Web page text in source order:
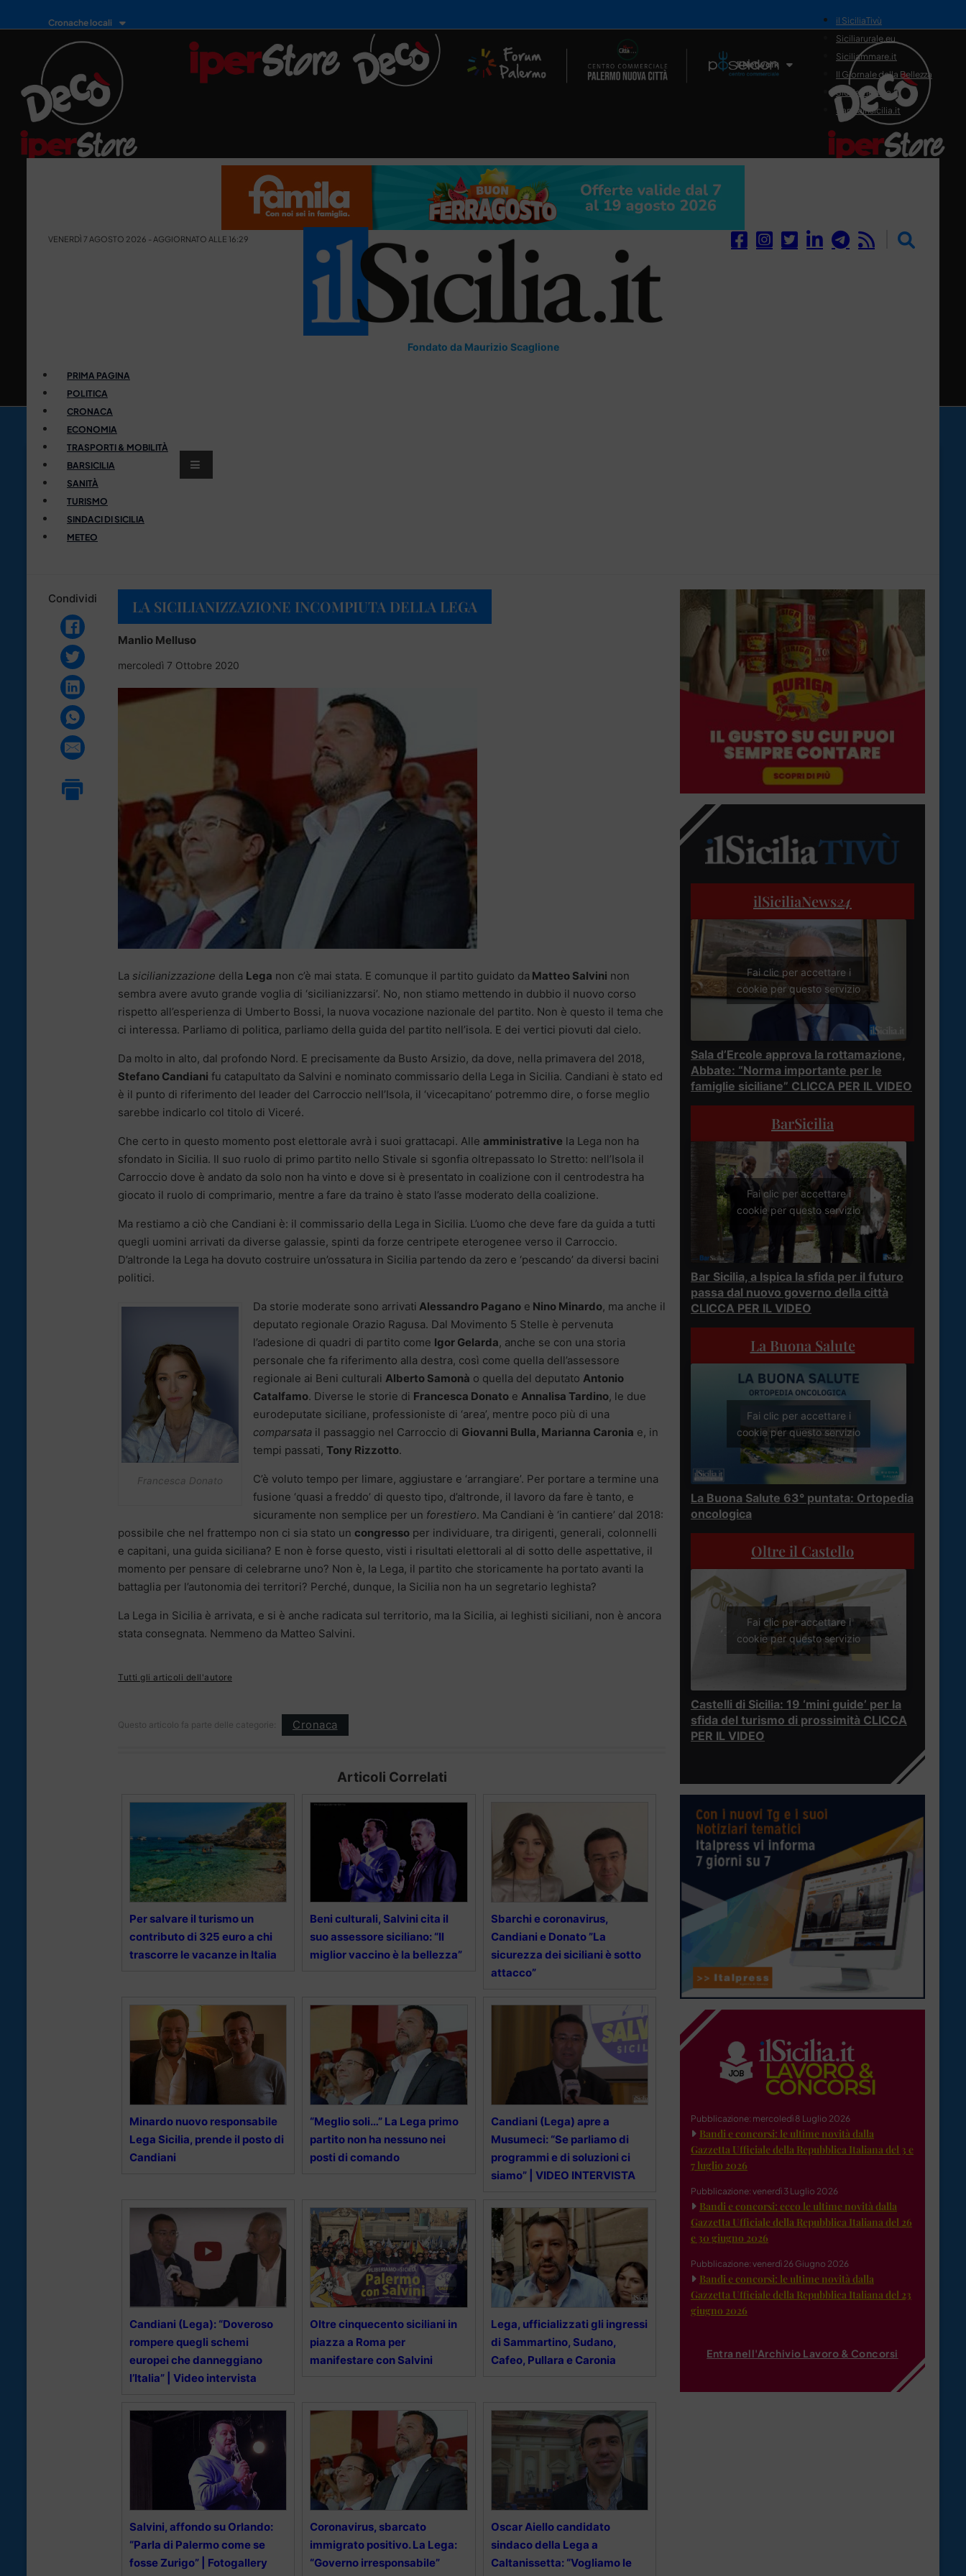
Cronache locali
Il Network
il SiciliaTivù
Siciliarurale.eu
Siciliammare.it
Il Giornale della Bellezza
Siciliamedica.it
Sanitainsicilia.it
VENERDÌ 7 AGOSTO 2026 - AGGIORNATO ALLE 16:29
Fondato da Maurizio Scaglione
PRIMA PAGINA
POLITICA
CRONACA
ECONOMIA
TRASPORTI & MOBILITÀ
BARSICILIA
SANITÀ
TURISMO
SINDACI DI SICILIA
METEO
Condividi LA SICILIANIZZAZIONE INCOMPIUTA DELLA LEGA
Manlio Melluso
mercoledì 7 Ottobre 2020
La sicilianizzazione della Lega non c’è mai stata. E comunque il partito guidato da Matteo Salvini non
sembra avere avuto grande voglia di ‘sicilianizzarsi’. No, non stiamo mettendo in dubbio il nuovo corso
rispetto all’esperienza di Umberto Bossi, la nuova vocazione nazionale del partito. Non è questo il tema che
ci interessa. Parliamo di politica, parliamo della guida del partito nell’isola. E dei vertici piovuti dal cielo.
Da molto in alto, dal profondo Nord. E precisamente da Busto Arsizio, da dove, nella primavera del 2018,
Stefano Candiani fu catapultato da Salvini e nominato commissario della Lega in Sicilia. Candiani è stato ed
è il punto di riferimento del leader del Carroccio nell’Isola, il ‘vicecapitano’ potremmo dire, o forse meglio
sarebbe indicarlo col titolo di Viceré.
Che certo in questo momento post elettorale avrà i suoi grattacapi. Alle amministrative la Lega non ha
sfondato in Sicilia. Il suo ruolo di primo partito nello Stivale si sgonfia oltrepassato lo Stretto: nell’Isola il
Carroccio dove è andato da solo non ha vinto e dove si è presentato in coalizione con il centrodestra ha
giocato il ruolo di comprimario, mentre a fare da traino è stato l’asse moderato della coalizione.
Ma restiamo a ciò che Candiani è: il commissario della Lega in Sicilia. L’uomo che deve fare da guida a tutti
quegli uomini arrivati da diverse galassie, spinti da forze centripete eterogenee verso il Carroccio.
D’altronde la Lega ha dovuto costruire un’ossatura in Sicilia partendo da zero e ‘pescando’ da diversi bacini
politici.
Francesca Donato
Da storie moderate sono arrivati Alessandro Pagano e Nino Minardo, ma anche il
deputato regionale Orazio Ragusa. Dal Movimento 5 Stelle è pervenuta
l’adesione di quadri di partito come Igor Gelarda, anche se con una storia
personale che fa riferimento alla destra, così come quella dell’assessore
regionale ai Beni culturali Alberto Samonà o quella del deputato Antonio
Catalfamo. Diverse le storie di Francesca Donato e Annalisa Tardino, le due
eurodeputate siciliane, professioniste di ‘area’, mentre poco più di una
comparsata il passaggio nel Carroccio di Giovanni Bulla, Marianna Caronia e, in
tempi passati, Tony Rizzotto.
C’è voluto tempo per limare, aggiustare e ‘arrangiare’. Per portare a termine una
fusione ‘quasi a freddo’ di questo tipo, d’altronde, il lavoro da fare è tanto, e
sicuramente non semplice per un forestiero. Ma Candiani è ‘in cantiere’ dal 2018:
possibile che nel frattempo non ci sia stato un congresso per individuare, tra dirigenti, generali, colonnelli
e capitani, una guida siciliana? E non è forse questo, visti i risultati elettorali al di sotto delle aspettative, il
momento per pensare di celebrarne uno? Non è, la Lega, il partito che storicamente ha portato avanti la
battaglia per l’autonomia dei territori? Perché, dunque, la Sicilia non ha un segretario leghista?
La Lega in Sicilia è arrivata, e si è anche radicata sul territorio, ma la Sicilia, ai leghisti siciliani, non è ancora
stata consegnata. Nemmeno da Matteo Salvini.
Tutti gli articoli dell'autore
Questo articolo fa parte delle categorie: Cronaca
Articoli Correlati
Per salvare il turismo un
contributo di 325 euro a chi
trascorre le vacanze in Italia
Beni culturali, Salvini cita il
suo assessore siciliano: “Il
miglior vaccino è la bellezza”
Sbarchi e coronavirus,
Candiani e Donato ”La
sicurezza dei siciliani è sotto
attacco”
Minardo nuovo responsabile
Lega Sicilia, prende il posto di
Candiani
“Meglio soli…” La Lega primo
partito non ha nessuno nei
posti di comando
Candiani (Lega) apre a
Musumeci: “Se parliamo di
programmi e di soluzioni ci
siamo” | VIDEO INTERVISTA
Candiani (Lega): “Doveroso
rompere quegli schemi
europei che danneggiano
l’Italia” | Video intervista
Oltre cinquecento siciliani in
piazza a Roma per
manifestare con Salvini
Lega, ufficializzati gli ingressi
di Sammartino, Sudano,
Cafeo, Pullara e Caronia
Salvini, affondo su Orlando:
“Parla di Palermo come se
fosse Zurigo” | Fotogallery
Coronavirus, sbarcato
immigrato positivo. La Lega:
“Governo irresponsabile”
Oscar Aiello candidato
sindaco della Lega a
Caltanissetta: “Vogliamo le
ilSiciliaNews24
Fai clic per accettare i
cookie per questo servizio
Sala d’Ercole approva la rottamazione,
Abbate: “Norma importante per le
famiglie siciliane” CLICCA PER IL VIDEO
BarSicilia
Fai clic per accettare i
cookie per questo servizio
Bar Sicilia, a Ispica la sfida per il futuro
passa dal nuovo governo della città
CLICCA PER IL VIDEO
La Buona Salute
Fai clic per accettare i
cookie per questo servizio
La Buona Salute 63° puntata: Ortopedia
oncologica
Oltre il Castello
Fai clic per accettare i
cookie per questo servizio
Castelli di Sicilia: 19 ‘mini guide’ per la
sfida del turismo di prossimità CLICCA
PER IL VIDEO
Pubblicazione: mercoledì 8 Luglio 2026
Bandi e concorsi: le ultime novità dalla
Gazzetta Ufficiale della Repubblica Italiana del 3 e
7 luglio 2026
Pubblicazione: venerdì 3 Luglio 2026
Bandi e concorsi: ecco le ultime novità dalla
Gazzetta Ufficiale della Repubblica Italiana del 26
e 30 giugno 2026
Pubblicazione: venerdì 26 Giugno 2026
Bandi e concorsi: le ultime novità dalla
Gazzetta Ufficiale della Repubblica Italiana del 23
giugno 2026
Entra nell'Archivio Lavoro & Concorsi